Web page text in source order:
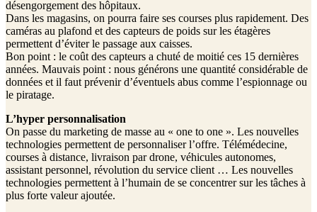
désengorgement des hôpitaux.
Dans les magasins, on pourra faire ses courses plus rapidement. Des
caméras au plafond et des capteurs de poids sur les étagères
permettent d’éviter le passage aux caisses.
Bon point : le coût des capteurs a chuté de moitié ces 15 dernières
années. Mauvais point : nous générons une quantité considérable de
données et il faut prévenir d’éventuels abus comme l’espionnage ou
le piratage.
L’hyper personnalisation
On passe du marketing de masse au « one to one ». Les nouvelles
technologies permettent de personnaliser l’offre. Télémédecine,
courses à distance, livraison par drone, véhicules autonomes,
assistant personnel, révolution du service client … Les nouvelles
technologies permettent à l’humain de se concentrer sur les tâches à
plus forte valeur ajoutée.